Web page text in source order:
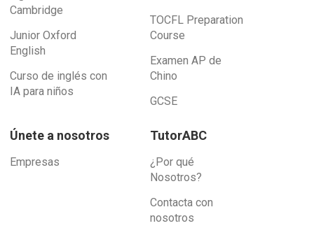
Cambridge
Junior Oxford
English
Curso de inglés con
IA para niños
TOCFL Preparation
Course
Examen AP de
Chino
GCSE
Únete a nosotros
Empresas
TutorABC
¿Por qué
Nosotros?
Contacta con
nosotros